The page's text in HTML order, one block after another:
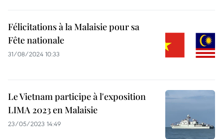
Félicitations à la Malaisie pour sa
Fête nationale
31/08/2024 10:33
Le Vietnam participe à l'exposition
LIMA 2023 en Malaisie
23/05/2023 14:49